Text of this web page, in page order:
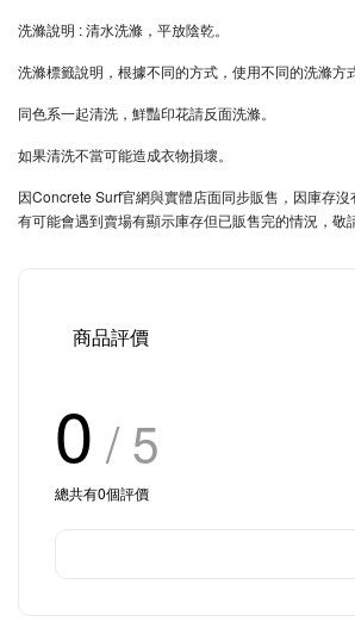
洗滌說明 : 清水洗滌，平放陰乾。
洗滌標籤說明，根據不同的方式，使用不同的洗滌方式
同色系一起清洗，鮮豔印花請反面洗滌。
如果清洗不當可能造成衣物損壞。
因Concrete Surf官網與實體店面同步販售，因庫存沒
有可能會遇到賣場有顯示庫存但已販售完的情況，敬
商品評價
0 / 5
總共有0個評價